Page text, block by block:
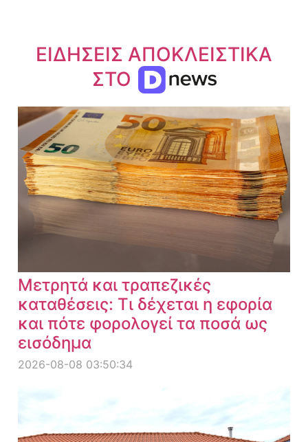
ΕΙΔΗΣΕΙΣ ΑΠΟΚΛΕΙΣΤΙΚΑ
ΣΤΟ
Μετρητά και τραπεζικές
καταθέσεις: Τι δέχεται η εφορία
και πότε φορολογεί τα ποσά ως
εισόδημα
2026-08-08 03:50:34